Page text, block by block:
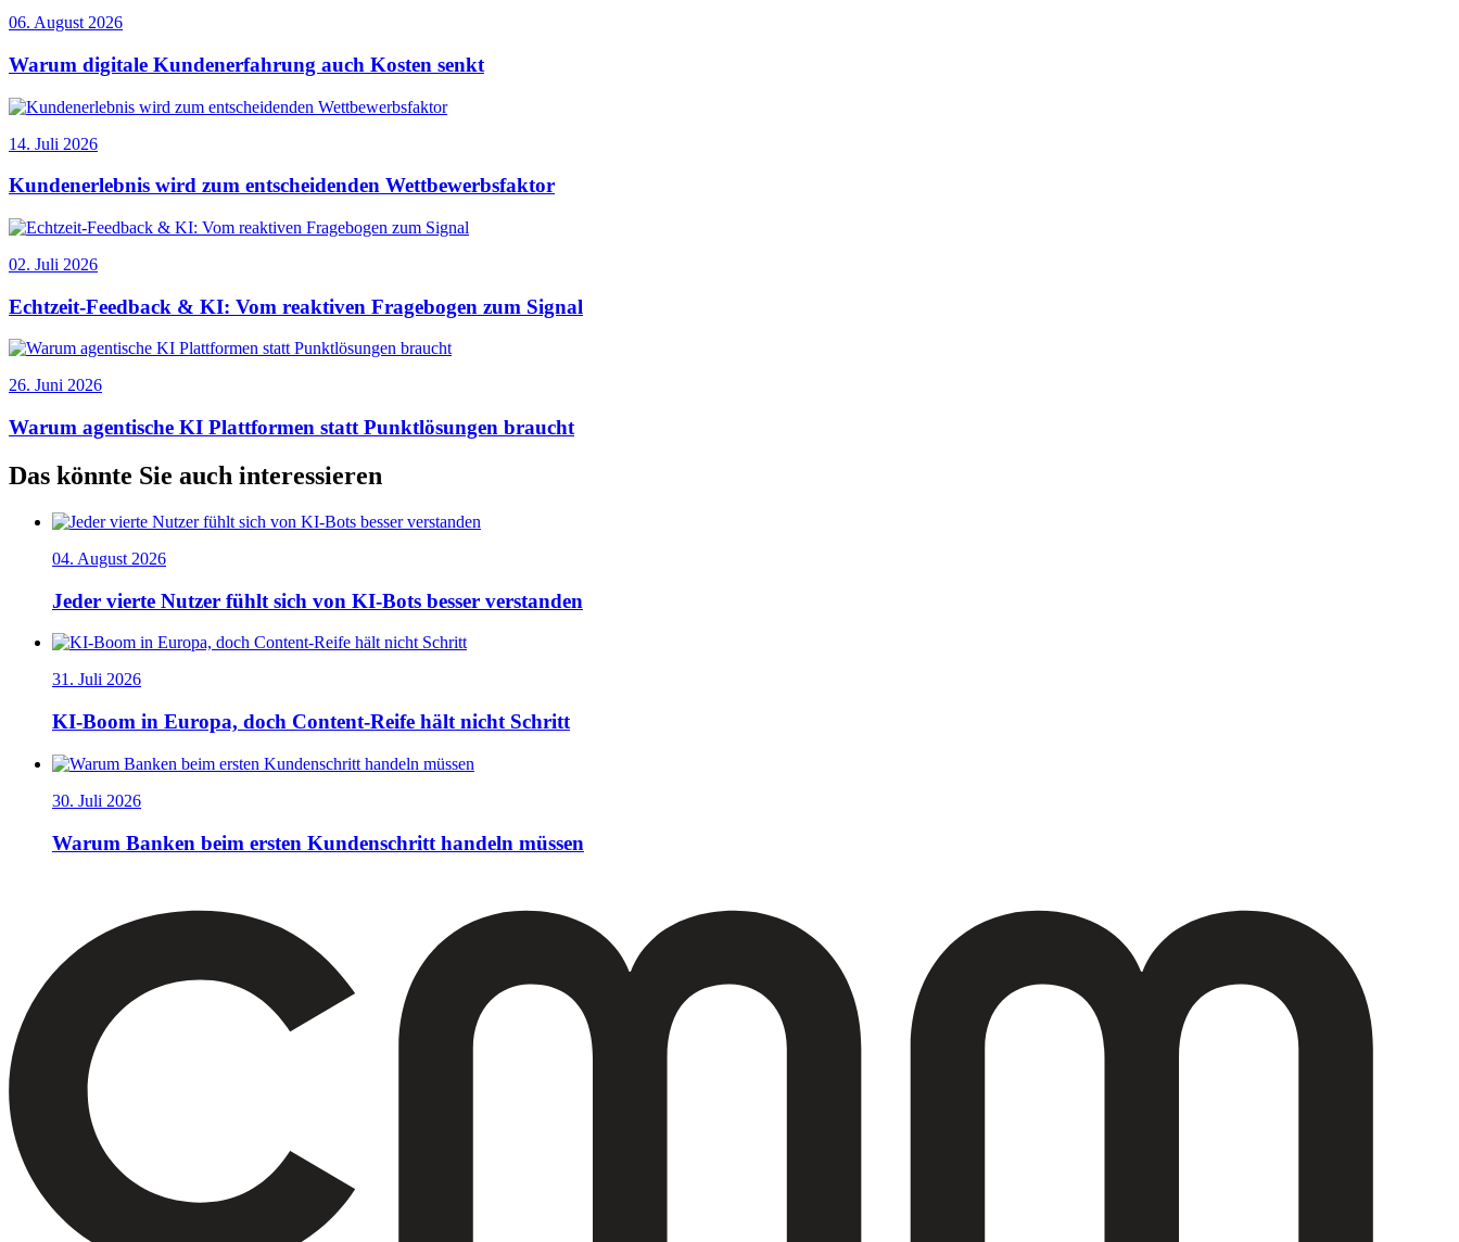
06. August 2026
Warum digitale Kundenerfahrung auch Kosten senkt
14. Juli 2026
Kundenerlebnis wird zum entscheidenden Wettbewerbsfaktor
02. Juli 2026
Echtzeit-Feedback & KI: Vom reaktiven Fragebogen zum Signal
26. Juni 2026
Warum agentische KI Plattformen statt Punktlösungen braucht
Das könnte Sie auch interessieren
04. August 2026
Jeder vierte Nutzer fühlt sich von KI-Bots besser verstanden
31. Juli 2026
KI-Boom in Europa, doch Content-Reife hält nicht Schritt
30. Juli 2026
Warum Banken beim ersten Kundenschritt handeln müssen